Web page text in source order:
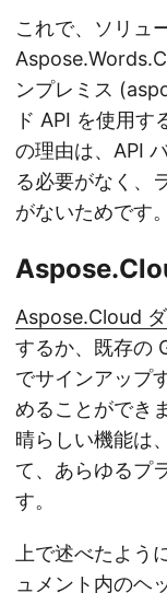
これで、ソリュ
ンプレミス
ド API を使用す
の理由は、API
る必要がなく、
がないためです。
Aspose.Cloud
するか、既存の
でサインアップ
めることができ
晴らしい機能は
て、あらゆるプ
す。
上で述べたよう
ュメント内のヘ